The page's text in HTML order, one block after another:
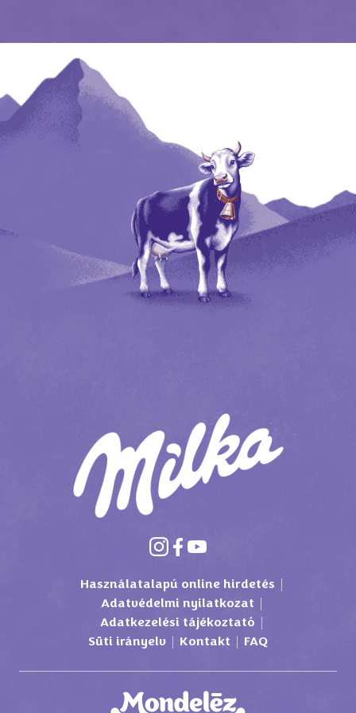
Használatalapú online hirdetés
Adatvédelmi nyilatkozat
Adatkezelési tájékoztató
Süti irányelv
Kontakt FAQ